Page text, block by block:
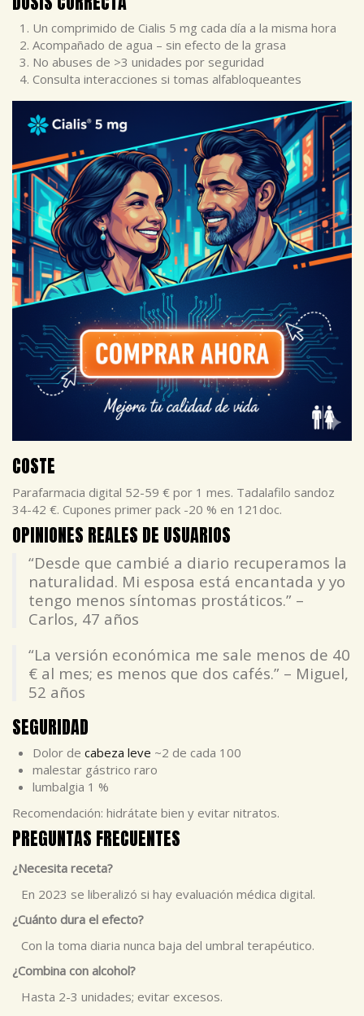
Un comprimido de Cialis 5 mg cada día a la misma hora
Acompañado de agua – sin efecto de la grasa
No abuses de >3 unidades por seguridad
Consulta interacciones si tomas alfabloqueantes
COSTE
Parafarmacia digital 52-59 € por 1 mes. Tadalafilo sandoz
34-42 €. Cupones primer pack -20 % en 121doc.
OPINIONES REALES DE USUARIOS
“Desde que cambié a diario recuperamos la
naturalidad. Mi esposa está encantada y yo
tengo menos síntomas prostáticos.” –
Carlos, 47 años
“La versión económica me sale menos de 40
€ al mes; es menos que dos cafés.” – Miguel,
52 años
SEGURIDAD
Dolor de cabeza leve ~2 de cada 100
malestar gástrico raro
lumbalgia 1 %
Recomendación: hidrátate bien y evitar nitratos.
PREGUNTAS FRECUENTES
¿Necesita receta?
En 2023 se liberalizó si hay evaluación médica digital.
¿Cuánto dura el efecto?
Con la toma diaria nunca baja del umbral terapéutico.
¿Combina con alcohol?
Hasta 2-3 unidades; evitar excesos.